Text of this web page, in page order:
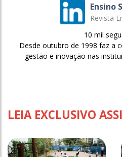
Ensino
Revista
10 mil
Desde outubro de 1998 faz a
gestão e inovação nas
LEIA EXCLUSIVO